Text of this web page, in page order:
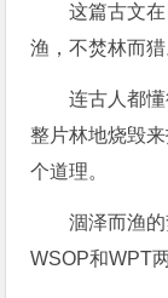
这篇古文
渔，不焚林而猎
连古人都
整片林地烧毁
个道理。
涸泽而渔
WSOP和WPT